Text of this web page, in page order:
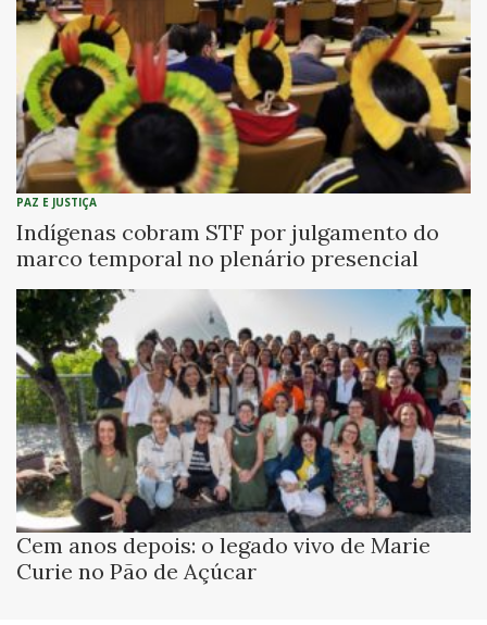
PAZ E JUSTIÇA
Indígenas cobram STF por julgamento do
marco temporal no plenário presencial
Cem anos depois: o legado vivo de Marie
Curie no Pão de Açúcar